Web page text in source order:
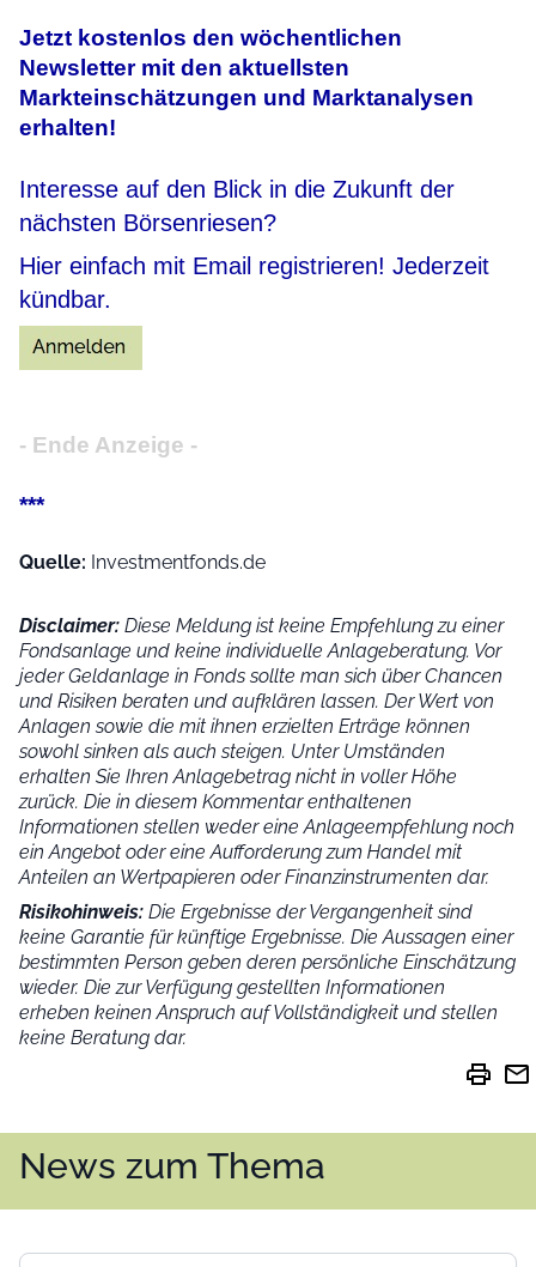
Jetzt kostenlos den wöchentlichen
Newsletter mit den aktuellsten
Markteinschätzungen und Marktanalysen
erhalten!
Interesse auf den Blick in die Zukunft der
nächsten Börsenriesen?
Hier einfach mit Email registrieren! Jederzeit
kündbar.
- Ende Anzeige -
***
Quelle: Investmentfonds.de
Disclaimer: Diese Meldung ist keine Empfehlung zu einer
Fondsanlage und keine individuelle Anlageberatung. Vor
jeder Geldanlage in Fonds sollte man sich über Chancen
und Risiken beraten und aufklären lassen. Der Wert von
Anlagen sowie die mit ihnen erzielten Erträge können
sowohl sinken als auch steigen. Unter Umständen
erhalten Sie Ihren Anlagebetrag nicht in voller Höhe
zurück. Die in diesem Kommentar enthaltenen
Informationen stellen weder eine Anlageempfehlung noch
ein Angebot oder eine Aufforderung zum Handel mit
Anteilen an Wertpapieren oder Finanzinstrumenten dar.
Risikohinweis: Die Ergebnisse der Vergangenheit sind
keine Garantie für künftige Ergebnisse. Die Aussagen einer
bestimmten Person geben deren persönliche Einschätzung
wieder. Die zur Verfügung gestellten Informationen
erheben keinen Anspruch auf Vollständigkeit und stellen
keine Beratung dar.
print mail
News zum Thema